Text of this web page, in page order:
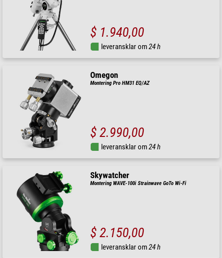
$ 1.940,00
leveransklar om24 h
Omegon
Montering Pro HM31 EQ/AZ
$ 2.990,00
leveransklar om24 h
Skywatcher
Montering WAVE-100i Strainwave GoTo Wi-Fi
$ 2.150,00
leveransklar om24 h